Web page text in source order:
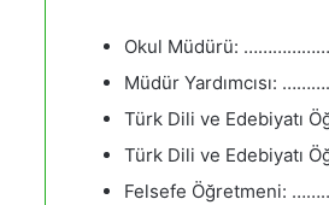
Okul Müdürü:
Müdür Yardımcısı:
Türk Dili ve
Türk Dili ve
Felsefe Öğretmeni: